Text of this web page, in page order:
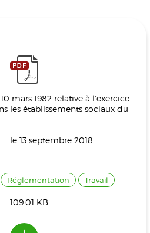
mars 1982 relative à l'exercice
les établissements sociaux du
le 13 septembre 2018
Réglementation Travail
109.01 KB
2240